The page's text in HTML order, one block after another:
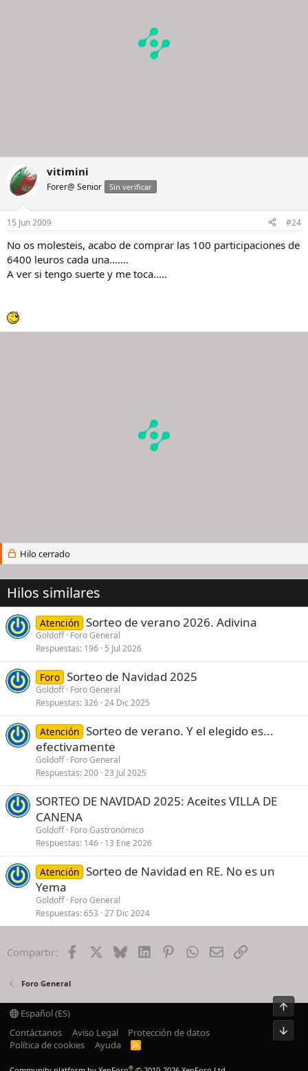
vitimini
Forer@ Senior Sin verificar
15 Jun 2009 #24
No os molesteis, acabo de comprar las 100 participaciones de
6400 leuros cada una.......
A ver si tengo suerte y me toca.....
Hilo cerrado
Hilos similares
Atención Sorteo de verano 2026. Adivina
Goldoff Foro General
Respuestas 196 5 Jul 2026
Foro Sorteo de Navidad 2025
Goldoff Foro General
Respuestas 326 24 Dic 2025
Atención Sorteo de verano. Y el elegido es...
efectivamente
Goldoff Foro General
Respuestas 200 23 Jul 2025
SORTEO DE NAVIDAD 2025: Aceites VILLA DE
CANENA
Goldoff Foro Gastronómico
Respuestas 146 13 Ene 2026
Atención Sorteo de Navidad en RE. No es un
Yema
Goldoff Foro General
Respuestas 653 27 Dic 2024
Compartir: Facebook BlueskyLinkedInPinterestWhatsApp
EmailEnlace
Foro General
Español (ES)
Contáctanos
Aviso Legal
Protección de datos
Política de cookies
Ayuda
R
®